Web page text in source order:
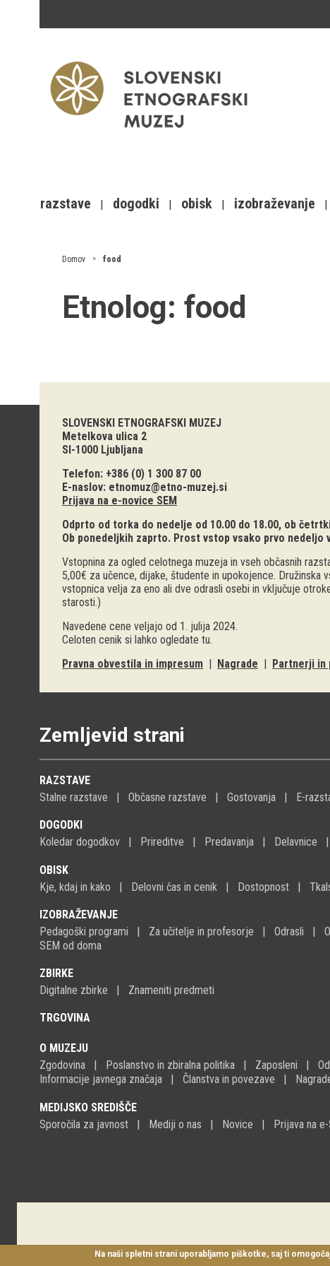
razstave dogodki obisk izobraževanje
Domov food
Etnolog: food
SLOVENSKI ETNOGRAFSKI MUZEJ
Metelkova ulica 2
SI-1000 Ljubljana
Telefon: +386 (0) 1 300 87 00
E-naslov: etnomuz@etno-muzej.si
Prijava na e-novice SEM
Odprto od torka do nedelje od 10.00 do 18.00, ob
Ob ponedeljkih zaprto. Prost vstop vsako prvo nedeljo
Vstopnina za ogled celotnega muzeja in vseh občasnih
5,00€ za učence, dijake, študente in upokojence. Družinska
vstopnica velja za eno ali dve odrasli osebi in vključuje
starosti.)
Navedene cene veljajo od 1. julija 2024.
Celoten cenik si lahko ogledate tu.
Pravna obvestila in impresum | Nagrade | Partnerji in
Zemljevid strani
RAZSTAVE
Stalne razstave
Občasne razstave Gostovanja E-
DOGODKI
Koledar dogodkov
Prireditve Predavanja Delavnice
OBISK
Kje, kdaj in kako
Delovni čas in cenik Dostopnost
IZOBRAŽEVANJE
Pedagoški programi
Za učitelje in profesorje Odrasli
SEM od doma
ZBIRKE
Digitalne zbirke
Znameniti predmeti
TRGOVINA
O MUZEJU
Zgodovina
Poslanstvo in zbiralna politika Zaposleni
Informacije javnega značaja
Članstva in povezave
MEDIJSKO SREDIŠČE
Sporočila za javnost
Mediji o nas Novice Prijava na
Na naši spletni strani uporabljamo piškotke, saj ti